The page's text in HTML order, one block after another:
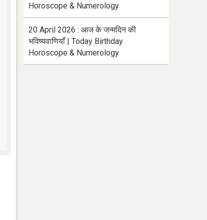
Horoscope & Numerology
20 April 2026 : आज के जन्मदिन की
भविष्यवाणियाँ | Today Birthday
Horoscope & Numerology